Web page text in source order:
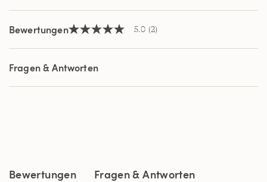
Bewertungen5.0
5
Sternen,
Durchschnittswert
Bewertung.
5.0 (2)
Fragen & Antworten
Bewertungen Fragen & Antworten